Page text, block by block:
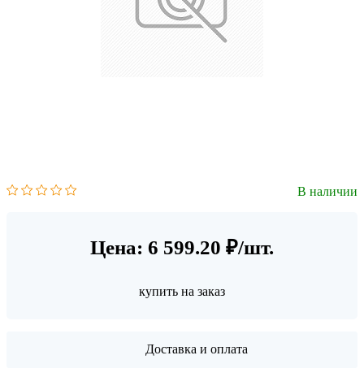
В наличии
Цена: 6 599.20 ₽/шт.
купить на заказ
Доставка и оплата